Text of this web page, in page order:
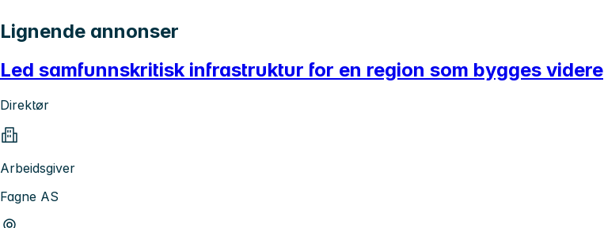
Lignende annonser
Led samfunnskritisk infrastruktur for en region som bygges videre
Direktør
Arbeidsgiver
Fagne AS